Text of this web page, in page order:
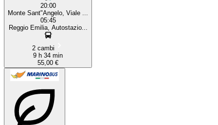
20:00
Monte Sant"Angelo, Viale ...
05:45
Reggio Emilia, Autostazio...
2 cambi
9 h 34 min
55,00 €